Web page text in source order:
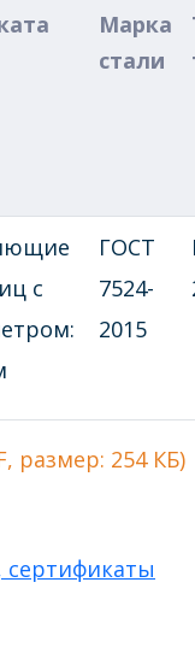
Марка
стали
с
ГОСТ
7524-
2015
размер: 254 КБ)
сертификаты